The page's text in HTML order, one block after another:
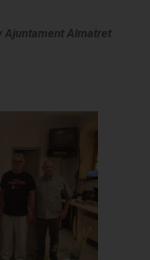
Ajuntament Almatret